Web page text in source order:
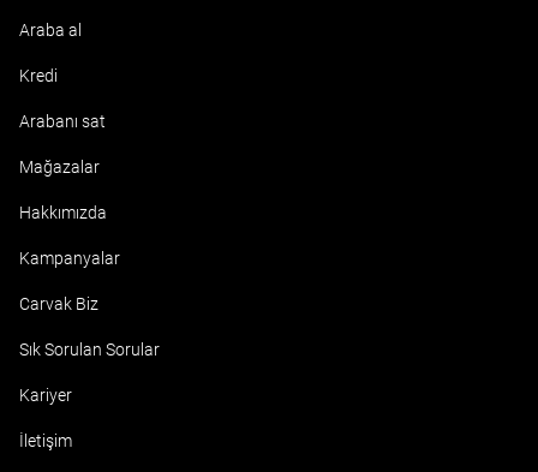
Araba al
Kredi
Arabanı sat
Mağazalar
Hakkımızda
Kampanyalar
Carvak Biz
Sık Sorulan Sorular
Kariyer
İletişim